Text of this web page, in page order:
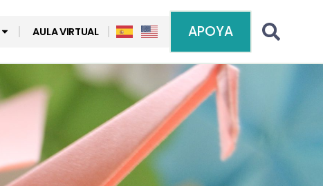
AULA VIRTUAL APOYA